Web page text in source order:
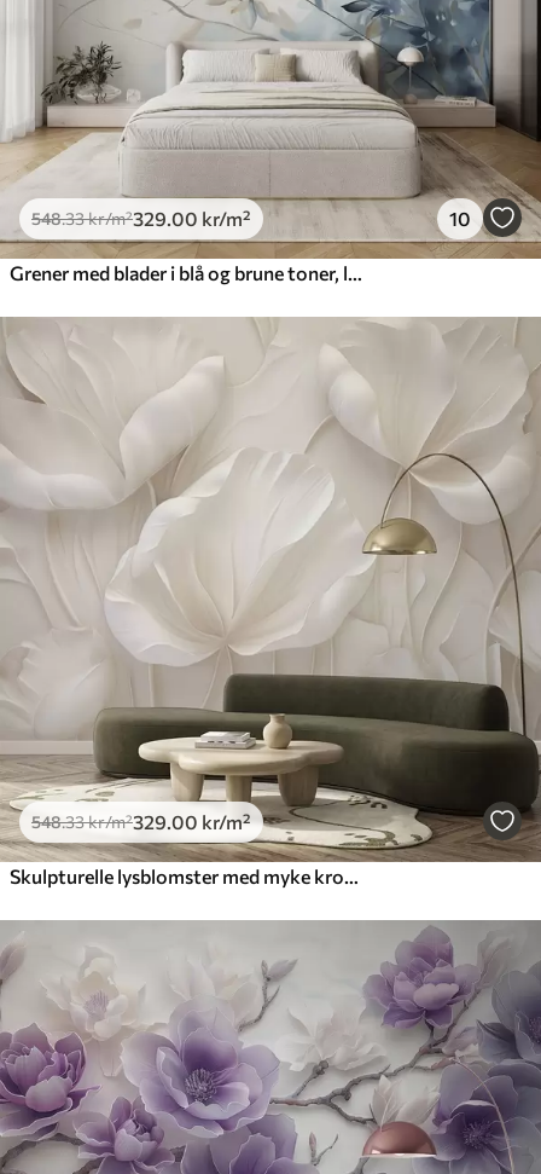
548.33kr/m²329 .00 kr/m² 10
548.33kr/m²329 .00 kr/m²